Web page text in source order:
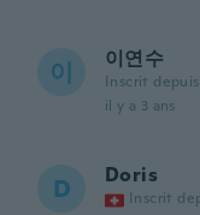
이 이연수
Inscrit
il y a 3 ans
D Doris
Inscrit